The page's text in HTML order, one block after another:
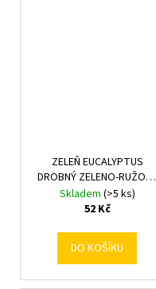
ZELEŇ EUCALYPTUS
DROBNÝ ZELENO-RUŽOVÝ
METAL 38cm
Skladem (>5 ks)
52 Kč
DO KOŠÍKU